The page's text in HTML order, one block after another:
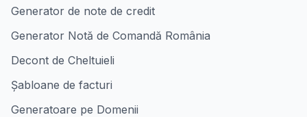
Generator de note de credit
Generator Notă de Comandă România
Decont de Cheltuieli
Șabloane de facturi
Generatoare pe Domenii